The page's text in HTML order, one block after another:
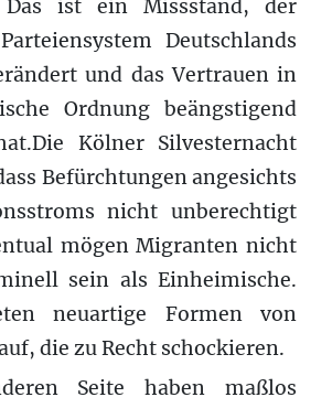
Das ist ein Missstand, der
Deutschlands
und das Vertrauen in
Ordnung beängstigend
Kölner Silvesternacht
Befürchtungen angesichts
nicht unberechtigt
mögen Migranten nicht
sein als Einheimische.
neuartige Formen von
die zu Recht schockieren.
Seite haben maßlos